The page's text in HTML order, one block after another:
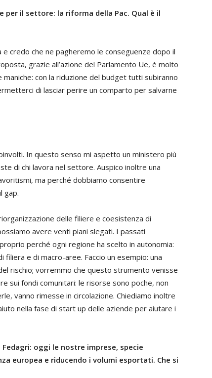
per il settore: la riforma della Pac. Qual è il
credo che ne pagheremo le conseguenze dopo il
grazie all’azione del Parlamento Ue, è molto
con la riduzione del budget tutti subiranno
di lasciar perire un comparto per salvarne
In questo senso mi aspetto un ministero più
di chi lavora nel settore. Auspico inoltre una
ma perché dobbiamo consentire
gap.
delle filiere e coesistenza di
avere venti piani slegati. I passati
perché ogni regione ha scelto in autonomia:
e di macro-aree. Faccio un esempio: una
rischio; vorremmo che questo strumento venisse
sui fondi comunitari: le risorse sono poche, non
vanno rimesse in circolazione. Chiediamo inoltre
nella fase di start up delle aziende per aiutare i
oggi le nostre imprese, specie
europea e riducendo i volumi esportati. Che si